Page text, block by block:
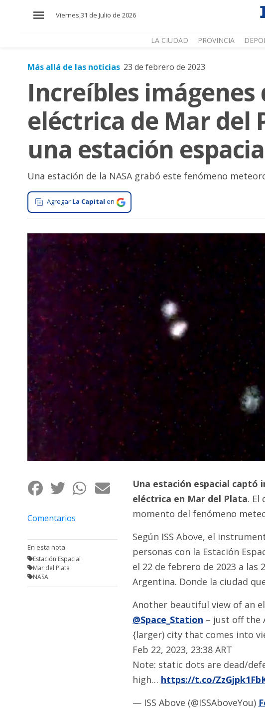
Viernes,31 de Julio de 2026
LA CIUDAD PROVINCIA
Zona
Cultura
Tecnología
Gastronomía
Salud
Interés
General
Deportes
Espectáculos
Policiales
Cartelera
Fotos
Familia
Clasificados
Fúnebres
Más allá de las noticias 23 de febrero de 2023
Increíbles
eléctrica de Mar del
una estación
Una estación de la NASA grabó este fenómeno
Agregar La Capital en
Comentarios
En esta nota
Estación Espacial
Mar del Plata
NASA
Una estación espacial captó
eléctrica en Mar del Plata. El
momento del fenómeno
Según ISS Above, el
personas con la Estación
el 22 de febrero de 2023 a las
Argentina. Donde la ciudad
Another beautiful view of an
@Space_Station – just off the
{larger) city that comes into
Feb 22, 2023, 23:38 ART
Note: static dots are dead/
high… https://t.co/
— ISS Above (@ISSAboveYou)